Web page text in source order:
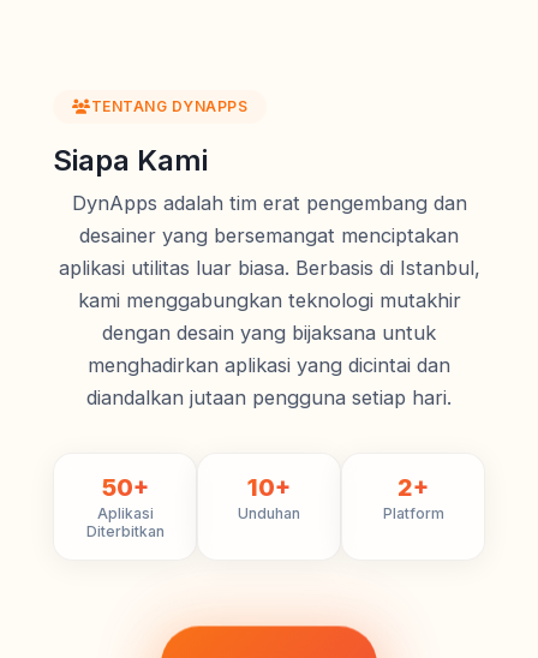
TENTANG DYNAPPS
Siapa Kami
DynApps adalah tim erat pengembang dan
desainer yang bersemangat menciptakan
aplikasi utilitas luar biasa. Berbasis di Istanbul,
kami menggabungkan teknologi mutakhir
dengan desain yang bijaksana untuk
menghadirkan aplikasi yang dicintai dan
diandalkan jutaan pengguna setiap hari.
50+
Aplikasi
Diterbitkan
10+
Unduhan
2+
Platform